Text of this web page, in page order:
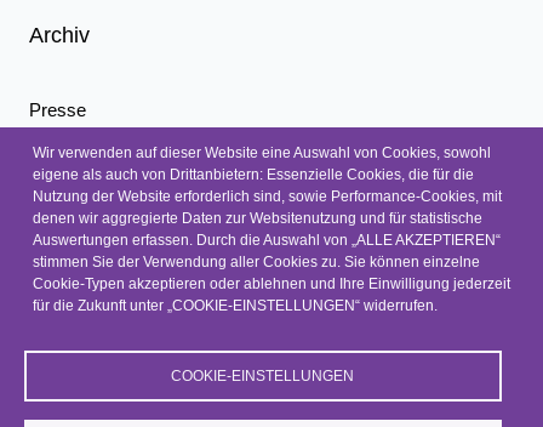
Archiv
Presse
Infoletter
Nachrichten
Kontakt
Barrierefreiheit
Barriere melden
Impressum
Wir verwenden auf dieser Website eine Auswahl von Cookies, sowohl
eigene als auch von Drittanbietern: Essenzielle Cookies, die für die
Nutzung der Website erforderlich sind, sowie Performance-Cookies, mit
denen wir aggregierte Daten zur Websitenutzung und für statistische
Auswertungen erfassen. Durch die Auswahl von „ALLE AKZEPTIEREN“
stimmen Sie der Verwendung aller Cookies zu. Sie können einzelne
Cookie-Typen akzeptieren oder ablehnen und Ihre Einwilligung jederzeit
für die Zukunft unter „COOKIE-EINSTELLUNGEN“ widerrufen.
COOKIE-EINSTELLUNGEN